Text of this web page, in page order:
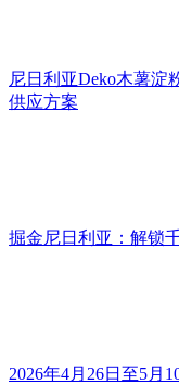
尼日利亚Deko木薯淀
供应方案
掘金尼日利亚：解锁
2026年4月26日至5月